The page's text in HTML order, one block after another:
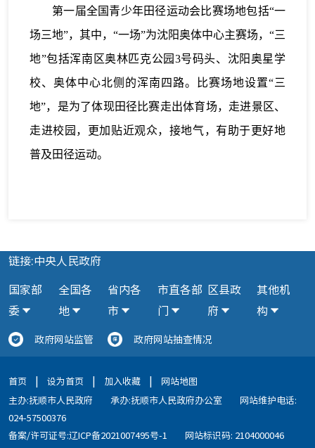
第一届全国青少年田径运动会比赛场地包括“一
场三地”，其中，“一场”为沈阳奥体中心主赛场，“三
地”包括浑南区奥林匹克公园3号码头、沈阳奥星学
校、奥体中心北侧的浑南四路。比赛场地设置“三
地”，是为了体现田径比赛走出体育场，走进景区、
走进校园，更加贴近观众，接地气，有助于更好地
普及田径运动。
链接:中央人民政府
国家部
委
全国各
地
省内各
市
市直各部
门
区县政
府
其他机
构
政府网站监管 政府网站抽查情况
首页 | 设为首页 | 加入收藏 |
网站地图
主办:抚顺市人民政府
承办:抚顺市人民政府办公室
网站维护电话:
024-57500376
备案/许可证号:辽ICP备2021007495号-1
网站标识码: 2104000046